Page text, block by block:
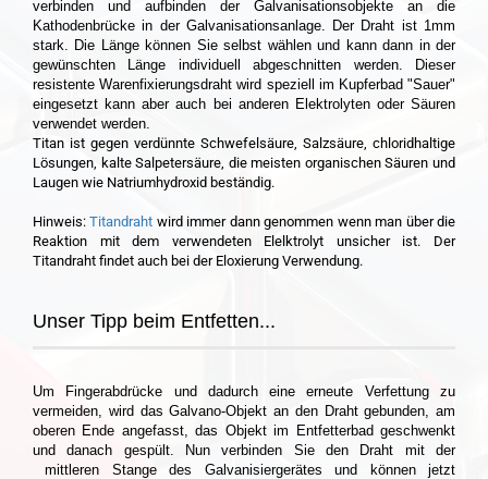
verbinden und aufbinden der Galvanisationsobjekte an die
Kathodenbrücke in der Galvanisationsanlage. Der Draht ist 1mm
stark. Die Länge können Sie selbst wählen und kann dann in der
gewünschten Länge individuell abgeschnitten werden. Dieser
resistente Warenfixierungsdraht wird speziell im Kupferbad "Sauer"
eingesetzt kann aber auch bei anderen Elektrolyten oder Säuren
verwendet werden.
Titan ist gegen verdünnte Schwefelsäure, Salzsäure, chloridhaltige
Lösungen, kalte Salpetersäure, die meisten organischen Säuren und
Laugen wie Natriumhydroxid beständig.
Hinweis:Titandraht wird immer dann genommen wenn man über die
Reaktion mit dem verwendeten Elelktrolyt unsicher ist. Der
Titandraht findet auch bei der Eloxierung Verwendung.
Unser Tipp beim Entfetten...
Um Fingerabdrücke und dadurch eine erneute Verfettung zu
vermeiden, wird das Galvano-Objekt an den Draht gebunden, am
oberen Ende angefasst, das Objekt im Entfetterbad geschwenkt
und danach gespült. Nun verbinden Sie den Draht mit der
mittleren Stange des Galvanisiergerätes und können jetzt